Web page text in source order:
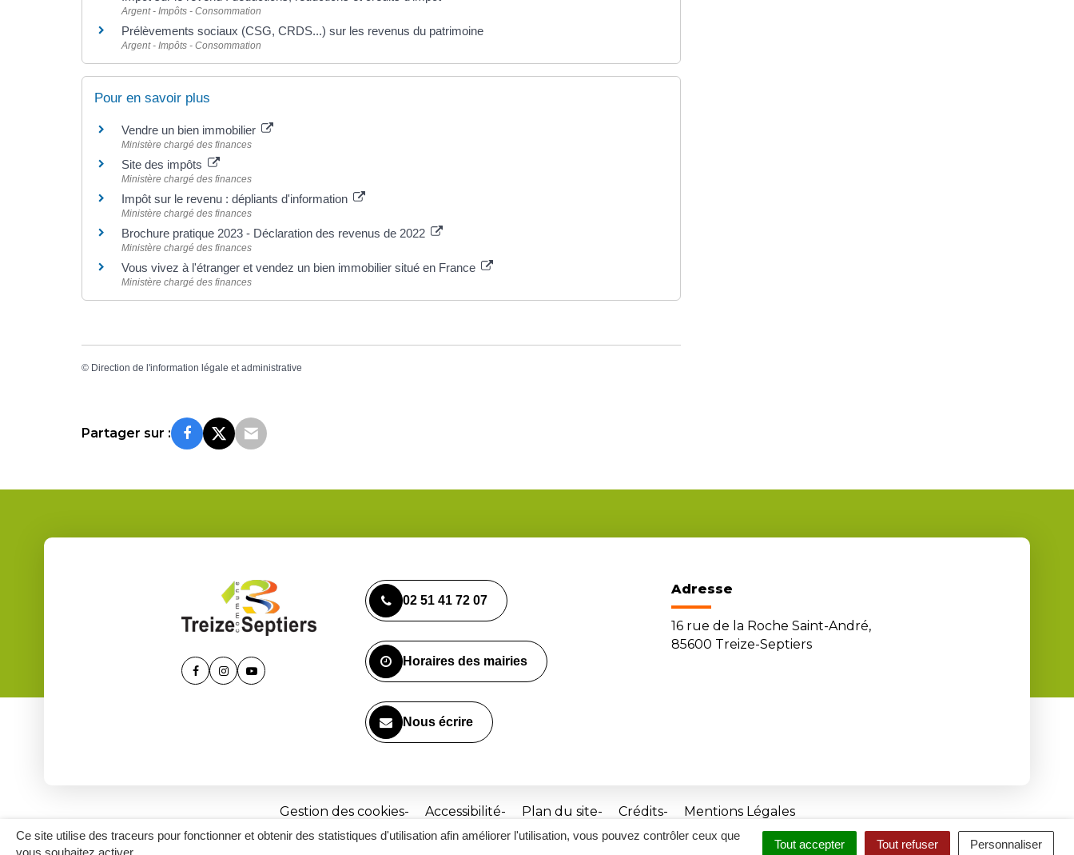
Ce site utilise des traceurs pour fonctionner et obtenir des statistiques d'utilisation afin améliorer l'utilisation, vous pouvez contrôler ceux que
vous souhaitez activer.
Tout accepter Tout refuser Personnaliser
Argent - Impôts - Consommation
Prélèvements sociaux (CSG, CRDS...) sur les revenus du patrimoine
Argent - Impôts - Consommation
Pour en savoir plus
Vendre un bien immobilier
Ministère chargé des finances
Site des impôts
Ministère chargé des finances
Impôt sur le revenu : dépliants d'information
Ministère chargé des finances
Brochure pratique 2023 - Déclaration des revenus de 2022
Ministère chargé des finances
Vous vivez à l'étranger et vendez un bien immobilier situé en France
Ministère chargé des finances
© Direction de l'information légale et administrative
Partager sur :
Lien Lien Lien
02 51 41 72 07
Horaires des mairies
Nous écrire
Adresse
16 rue de la Roche Saint-André,
85600 Treize-Septiers
Gestion des cookies Accessibilité Plan du site Crédits Mentions Légales